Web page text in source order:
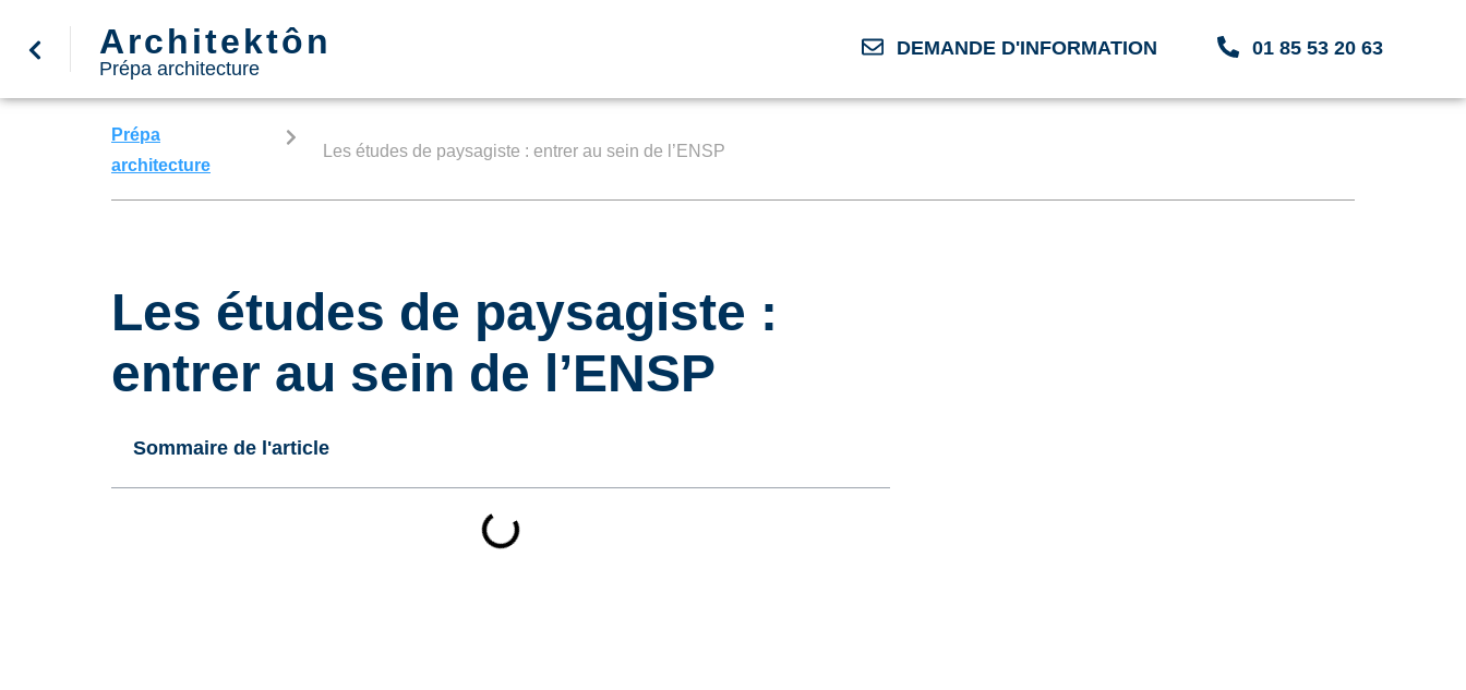
Architektôn
Prépa architecture
DEMANDE D'INFORMATION 01 85 53 20 63
Prépa
architecture
Les études de paysagiste : entrer au sein de l’ENSP
Les études de paysagiste :
entrer au sein de l’ENSP
Sommaire de l'article